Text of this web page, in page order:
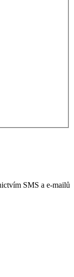
SMS a e-mailů